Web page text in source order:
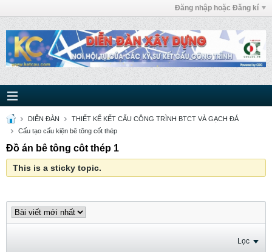
Đăng nhập hoặc Đăng kí
DIỄN ĐÀN
THIẾT KẾ KẾT CẤU CÔNG TRÌNH BTCT VÀ GẠCH ĐÁ
Cấu tạo cấu kiện bê tông cốt thép
Đồ án bê tông côt thép 1
This is a sticky topic.
Lọc